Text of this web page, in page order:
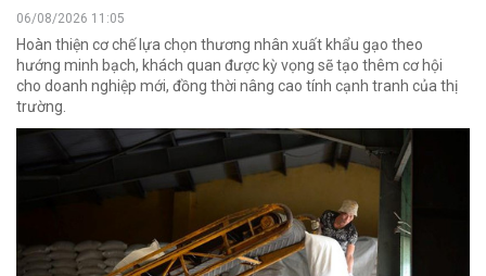
06/08/2026 11:05
Hoàn thiện cơ chế lựa chọn thương nhân xuất khẩu gạo theo
hướng minh bạch, khách quan được kỳ vọng sẽ tạo thêm cơ hội
cho doanh nghiệp mới, đồng thời nâng cao tính cạnh tranh của thị
trường.